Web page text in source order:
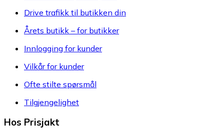
Drive trafikk til butikken din
Årets butikk – for butikker
Innlogging for kunder
Vilkår for kunder
Ofte stilte spørsmål
Tilgjengelighet
Hos Prisjakt